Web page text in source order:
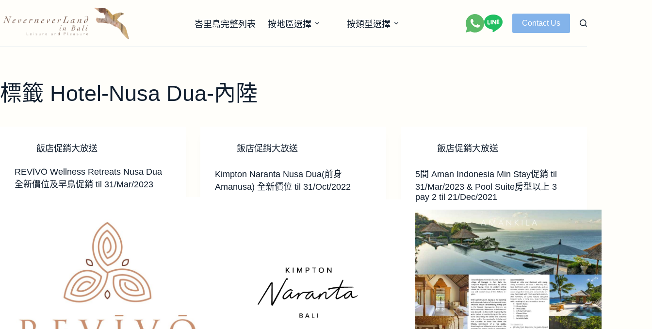
至
峇里島完整列表 按地區選擇 按類型選擇 Contact Us
標籤 Hotel-Nusa Dua-內陸
飯店促銷大放送
REVĪVŌ Wellness Retreats Nusa Dua
全新價位及早鳥促銷 til 31/Mar/2023
飯店促銷大放送
Kimpton Naranta Nusa Dua(前身
Amanusa) 全新價位 til 31/Oct/2022
飯店促銷大放送
5間 Aman Indonesia Min Stay促銷 til
31/Mar/2023 & Pool Suite房型以上 3
pay 2 til 21/Dec/2021